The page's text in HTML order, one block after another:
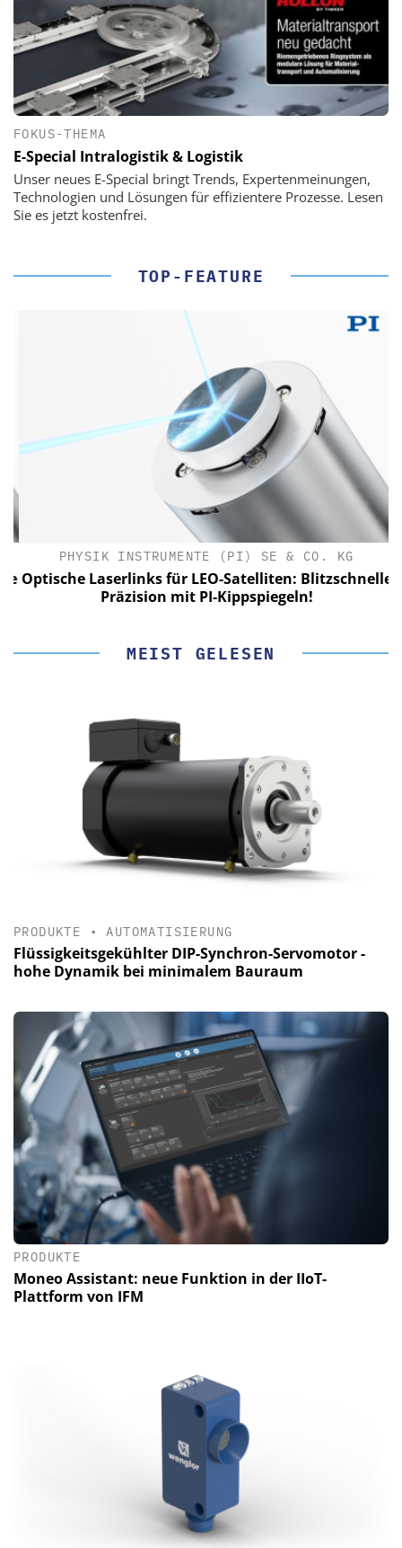
FOKUS-THEMA
E-Special Intralogistik & Logistik
Unser neues E-Special bringt Trends, Expertenmeinungen,
Technologien und Lösungen für effizientere Prozesse. Lesen
Sie es jetzt kostenfrei.
TOP-FEATURE
PHYSIK INSTRUMENTE (PI) SE & CO. KG
Optische Laserlinks für LEO-Satelliten: Blitzschnelle
Präzision mit PI-Kippspiegeln!
MEIST GELESEN
PRODUKTE •AUTOMATISIERUNG
Flüssigkeitsgekühlter DIP-Synchron-Servomotor -
hohe Dynamik bei minimalem Bauraum
PRODUKTE
Moneo Assistant: neue Funktion in der IIoT-
Plattform von IFM